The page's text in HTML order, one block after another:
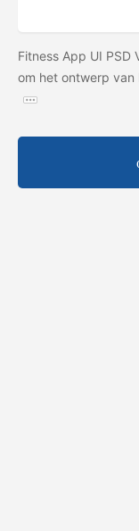
Fitness App UI PSD
om het ontwerp van